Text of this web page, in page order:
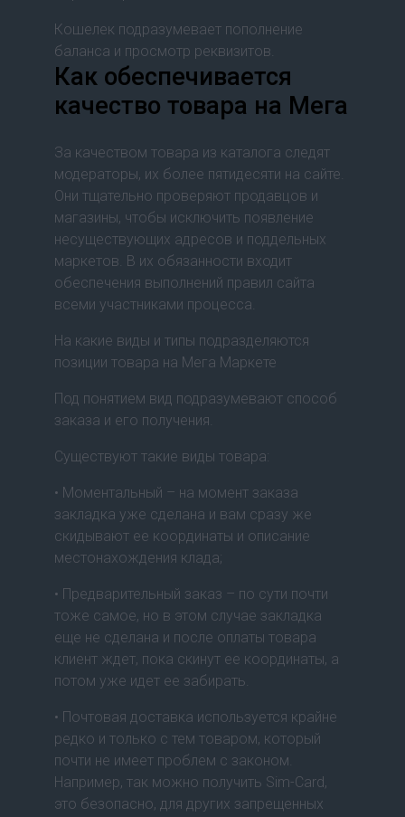
Кошелек подразумевает пополнение
баланса и просмотр реквизитов.
Как обеспечивается
качество товара на Мега
За качеством товара из каталога следят
модераторы, их более пятидесяти на сайте.
Они тщательно проверяют продавцов и
магазины, чтобы исключить появление
несуществующих адресов и поддельных
маркетов. В их обязанности входит
обеспечения выполнений правил сайта
всеми участниками процесса.
На какие виды и типы подразделяются
позиции товара на Мега Маркете
Под понятием вид подразумевают способ
заказа и его получения.
Существуют такие виды товара:
• Моментальный – на момент заказа
закладка уже сделана и вам сразу же
скидывают ее координаты и описание
местонахождения клада;
• Предварительный заказ – по сути почти
тоже самое, но в этом случае закладка
еще не сделана и после оплаты товара
клиент ждет, пока скинут ее координаты, а
потом уже идет ее забирать.
• Почтовая доставка используется крайне
редко и только с тем товаром, который
почти не имеет проблем с законом.
Например, так можно получить Sim-Card,
это безопасно, для других запрещенных